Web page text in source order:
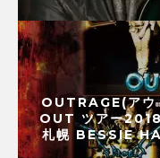
OUTRAGE(アウ
OUT ツアー
札幌 BESSIE